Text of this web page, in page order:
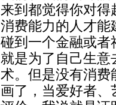
来到都觉得你对
消费能力的人才能
碰到一个金融或者
就是为了自己生
术。但是没有消
画了，当爱好者